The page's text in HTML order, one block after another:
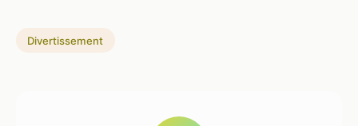
Divertissement